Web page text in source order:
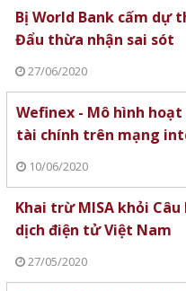
Bị World Bank cấm dự
Đẩu thừa nhận sai sót
27/06/2020
Wefinex - Mô hình
tài chính trên mạng
10/06/2020
Khai trừ MISA khỏi
dịch điện tử Việt Nam
27/05/2020